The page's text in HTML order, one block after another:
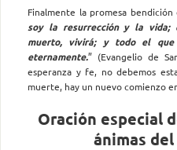
Finalmente la promesa
soy la resurrección y la vida;
muerto, vivirá; y todo el
eternamente.” (Evangelio de
esperanza y fe, no debemos
muerte, hay un nuevo comienzo
Oración especial
ánimas